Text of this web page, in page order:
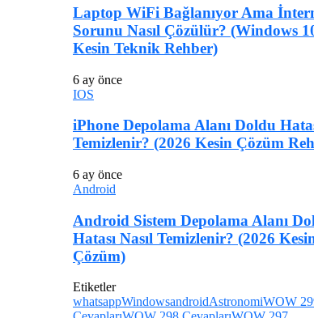
Laptop WiFi Bağlanıyor Ama
Sorunu Nasıl Çözülür? (Windows
Kesin Teknik Rehber)
6 ay önce
IOS
iPhone Depolama Alanı Doldu
Temizlenir? (2026 Kesin Çözüm
6 ay önce
Android
Android Sistem Depolama Alanı
Hatası Nasıl Temizlenir? (2026
Çözüm)
Etiketler
whatsappWindowsandroidAstronomiWOW